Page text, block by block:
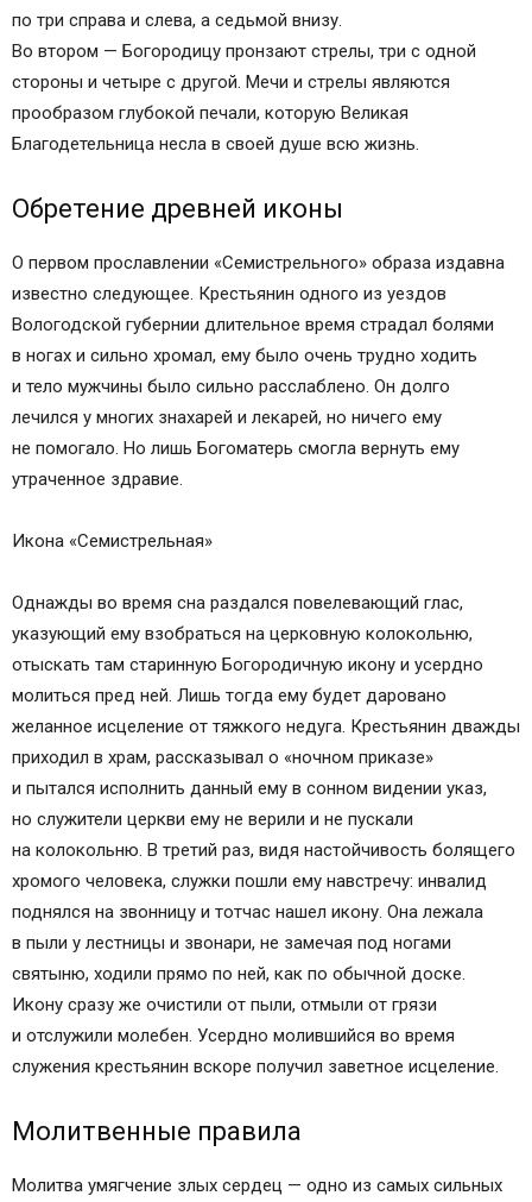
Текст молитвы перед Семистрельной иконой
Тропарь, глас 5
Кондак, глас 2
Молитва иконе Семистрельной Божьей матери
от одиночества
“Умягчение злых сердец”
“Умягчение злых сердец” (“Семистрельная”)
Происхождение иконы “Семистрельной” Божьей
Матери (“Умягчение злых сердец”)
В каких случаях обращаться к иконе Пресвятой
Богородицы “Умягчение злых сердец”?
Текст молитвы
по три справа и слева, а седьмой внизу.
Во втором — Богородицу пронзают стрелы, три с одной
стороны и четыре с другой. Мечи и стрелы являются
прообразом глубокой печали, которую Великая
Благодетельница несла в своей душе всю жизнь.
Обретение древней иконы
О первом прославлении «Семистрельного» образа издавна
известно следующее. Крестьянин одного из уездов
Вологодской губернии длительное время страдал болями
в ногах и сильно хромал, ему было очень трудно ходить
и тело мужчины было сильно расслаблено. Он долго
лечился у многих знахарей и лекарей, но ничего ему
не помогало. Но лишь Богоматерь смогла вернуть ему
утраченное здравие.
Икона «Семистрельная»
Однажды во время сна раздался повелевающий глас,
указующий ему взобраться на церковную колокольню,
отыскать там старинную Богородичную икону и усердно
молиться пред ней. Лишь тогда ему будет даровано
желанное исцеление от тяжкого недуга. Крестьянин дважды
приходил в храм, рассказывал о «ночном приказе»
и пытался исполнить данный ему в сонном видении указ,
но служители церкви ему не верили и не пускали
на колокольню. В третий раз, видя настойчивость болящего
хромого человека, служки пошли ему навстречу: инвалид
поднялся на звонницу и тотчас нашел икону. Она лежала
в пыли у лестницы и звонари, не замечая под ногами
святыню, ходили прямо по ней, как по обычной доске.
Икону сразу же очистили от пыли, отмыли от грязи
и отслужили молебен. Усердно молившийся во время
служения крестьянин вскоре получил заветное исцеление.
Молитвенные правила
Молитва умягчение злых сердец — одно из самых сильных